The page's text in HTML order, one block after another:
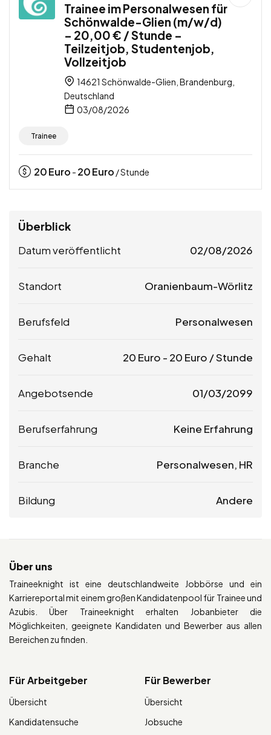
Trainee im Personalwesen für
Schönwalde-Glien (m/w/d)
– 20,00 € / Stunde –
Teilzeitjob, Studentenjob,
Vollzeitjob
14621 Schönwalde-Glien, Brandenburg,
Deutschland
03/08/2026
Trainee
20Euro - 20Euro / Stunde
Überblick
Datum veröffentlicht 02/08/2026
Standort Oranienbaum-Wörlitz
Berufsfeld Personalwesen
Gehalt 20 Euro - 20 Euro / Stunde
Angebotsende 01/03/2099
Berufserfahrung Keine Erfahrung
Branche Personalwesen, HR
Bildung Andere
Über uns
Traineeknight ist eine deutschlandweite Jobbörse und ein
Karriereportal mit einem großen Kandidatenpool für Trainee und
Azubis. Über Traineeknight erhalten Jobanbieter die
Möglichkeiten, geeignete Kandidaten und Bewerber aus allen
Bereichen zu finden.
Für Arbeitgeber
Übersicht
Kandidatensuche
Für Bewerber
Übersicht
Jobsuche